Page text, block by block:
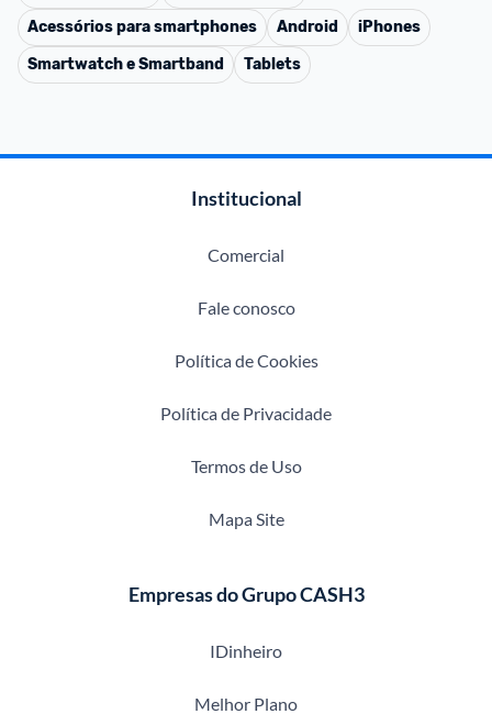
Acessórios para smartphones
Android
iPhones
Smartwatch e Smartband
Tablets
Institucional
Comercial
Fale conosco
Política de Cookies
Política de Privacidade
Termos de Uso
Mapa Site
Empresas do Grupo CASH3
IDinheiro
Melhor Plano